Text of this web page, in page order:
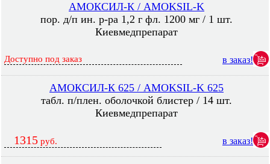
АМОКСИЛ-К / AMOKSIL-K
пор. д/п ин. р-ра 1,2 г фл. 1200 мг / 1 шт.
Киевмедпрепарат
Доступно под заказ в заказ!
АМОКСИЛ-К 625 / AMOKSIL-K 625
табл. п/плен. оболочкой блистер / 14 шт.
Киевмедпрепарат
1315 руб. в заказ!